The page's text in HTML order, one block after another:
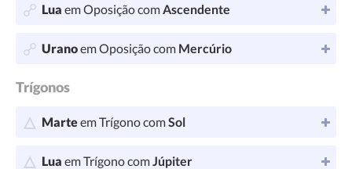
Lua em Oposição comAscendente
Uranoem Oposição com Mercúrio
Trígonos
Marteem Trígono comSol
Lua em Trígono comJúpiter